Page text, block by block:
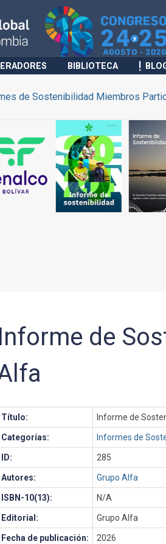
BIBLIOTECA
de Sostenibilidad Miembros
Informe de
Título: Informe de
Categorías: Informes de
ID: 285
Autores: Grupo Alfa
ISBN-10(13): N/A
Editorial: Grupo Alfa
Fecha de publicación: 2026